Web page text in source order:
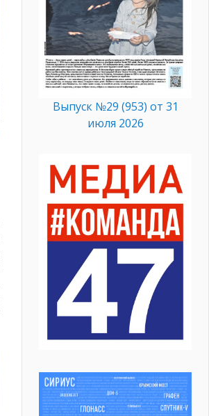
Выпуск №29 (953) от 31
июля 2026